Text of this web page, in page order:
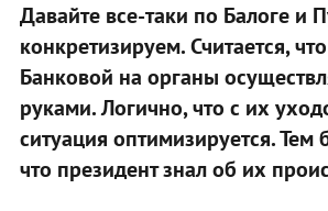
Давайте все-таки по Балоге и
конкретизируем. Считается,
Банковой на органы
руками. Логично, что с их
ситуация оптимизируется. Тем
что президент знал об их